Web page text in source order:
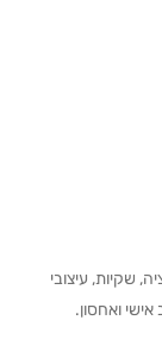
שקיות, עיצובי
ואחסון.